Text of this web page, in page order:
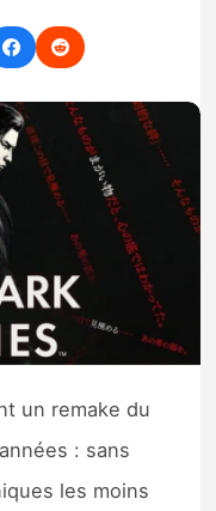
un remake du
: sans
les moins